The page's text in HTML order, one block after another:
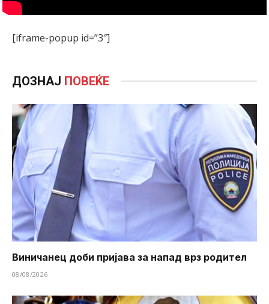
[iframe-popup id=”3″]
ДОЗНАЈ ПОВЕЌЕ
Виничанец доби пријава за напад врз родител
08/08/2026